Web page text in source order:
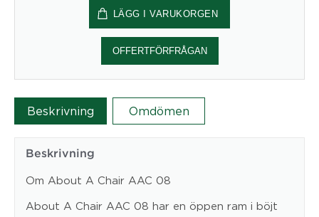
Chair
AAC08
mängd
LÄGG I VARUKORGEN
OFFERTFÖRFRÅGAN
Beskrivning Omdömen
Beskrivning
Om About A Chair AAC 08
About A Chair AAC 08 har en öppen ram i böjt